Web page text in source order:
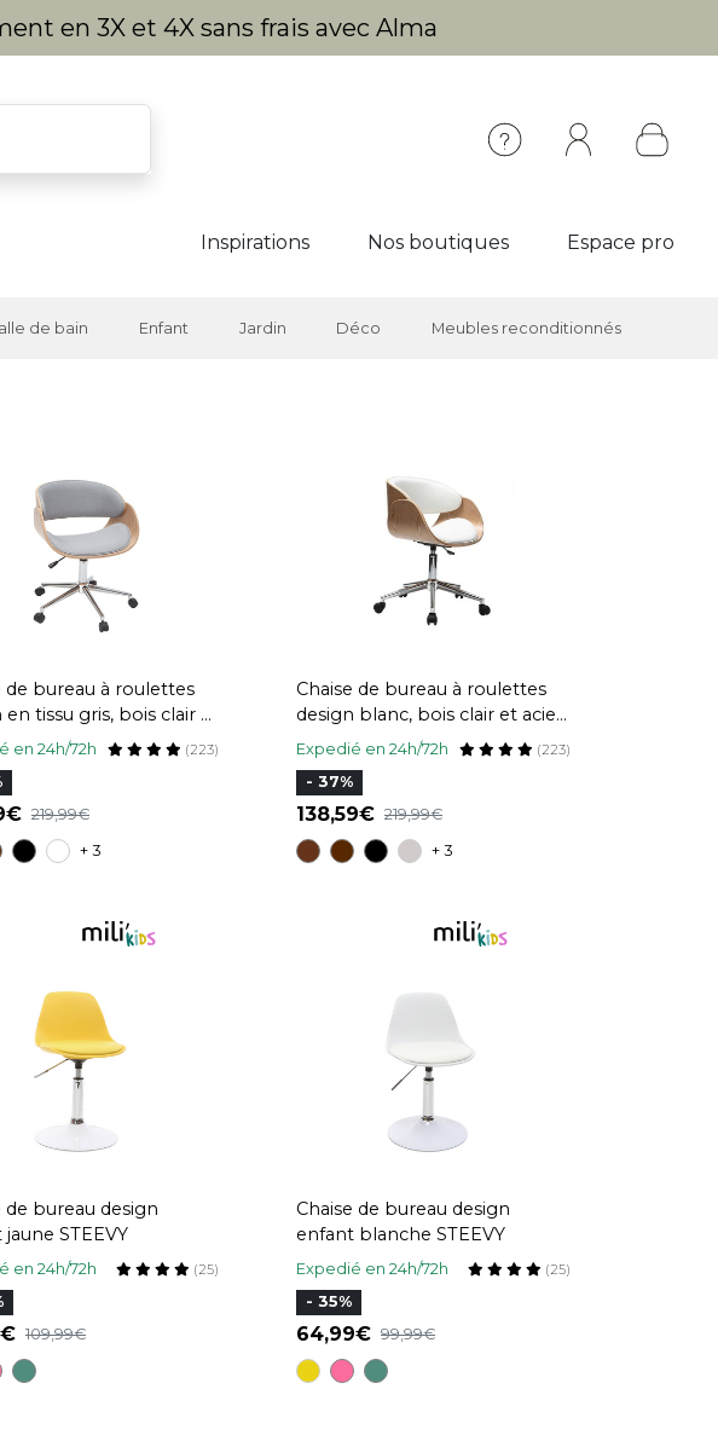
en 3X et 4X sans frais avec Alma
Inspirations Nos boutiques Espace pro
de bain Enfant Jardin Déco Meubles reconditionnés
de bureau à roulettes
en tissu gris, bois clair et
BENT
en 24h/72h (223)
219,99
+ 3
Chaise de bureau à roulettes
design blanc, bois clair et acier
chromé BENT
Expedié en 24h/72h (223)
- 37%
138,59 219,99
+ 3
de bureau design
STEEVY
en 24h/72h (25)
109,99
Chaise de bureau design
enfant blanche STEEVY
Expedié en 24h/72h (25)
- 35%
64,99 99,99